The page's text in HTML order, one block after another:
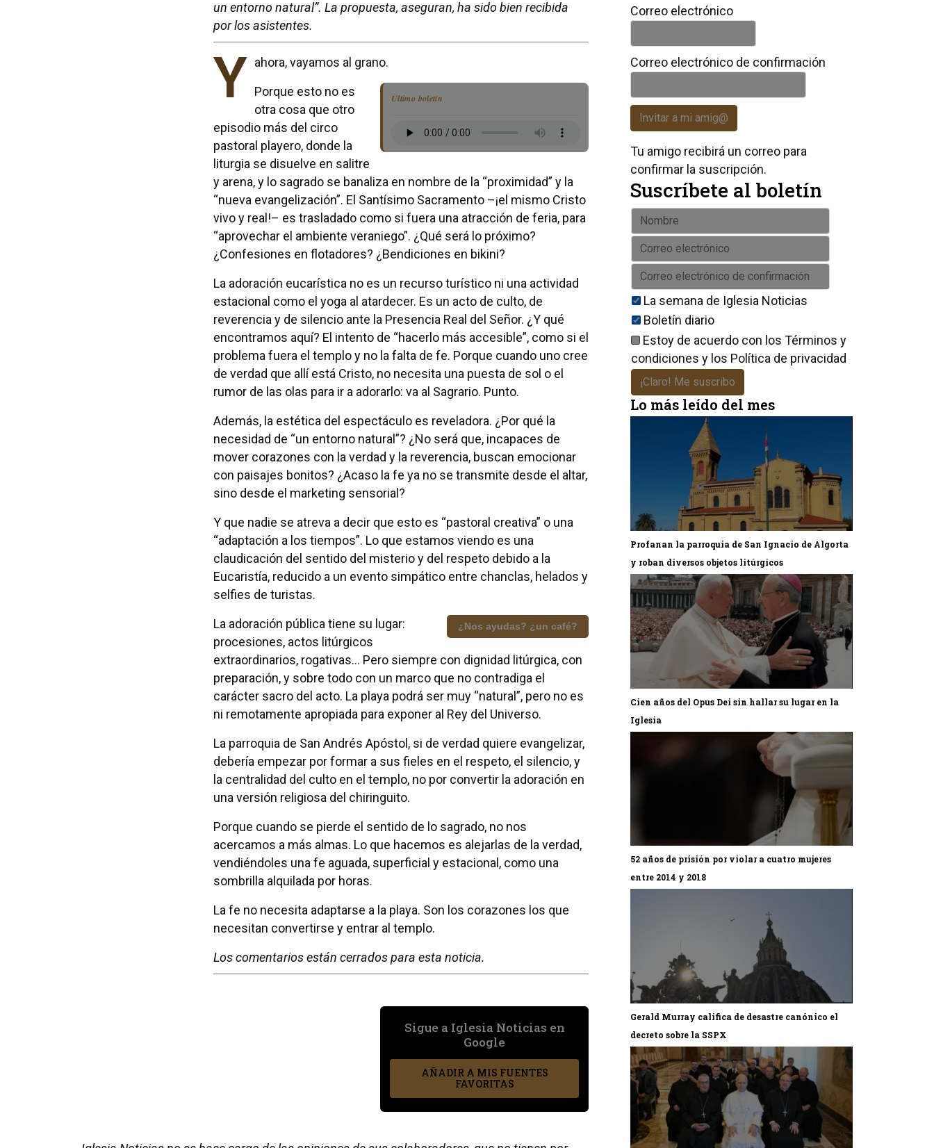
un entorno natural”. La propuesta, aseguran, ha sido bien recibida
por los asistentes.
Y ahora, vayamos al grano.
Último boletín
Porque esto no es
otra cosa que otro
episodio más del circo
pastoral playero, donde la
liturgia se disuelve en salitre
y arena, y lo sagrado se banaliza en nombre de la “proximidad” y la
“nueva evangelización”. El Santísimo Sacramento –¡el mismo Cristo
vivo y real!– es trasladado como si fuera una atracción de feria, para
“aprovechar el ambiente veraniego”. ¿Qué será lo próximo?
¿Confesiones en flotadores? ¿Bendiciones en bikini?
La adoración eucarística no es un recurso turístico ni una actividad
estacional como el yoga al atardecer. Es un acto de culto, de
reverencia y de silencio ante la Presencia Real del Señor. ¿Y qué
encontramos aquí? El intento de “hacerlo más accesible”, como si el
problema fuera el templo y no la falta de fe. Porque cuando uno cree
de verdad que allí está Cristo, no necesita una puesta de sol o el
rumor de las olas para ir a adorarlo: va al Sagrario. Punto.
Además, la estética del espectáculo es reveladora. ¿Por qué la
necesidad de “un entorno natural”? ¿No será que, incapaces de
mover corazones con la verdad y la reverencia, buscan emocionar
con paisajes bonitos? ¿Acaso la fe ya no se transmite desde el altar,
sino desde el marketing sensorial?
Y que nadie se atreva a decir que esto es “pastoral creativa” o una
“adaptación a los tiempos”. Lo que estamos viendo es una
claudicación del sentido del misterio y del respeto debido a la
Eucaristía, reducido a un evento simpático entre chanclas, helados y
selfies de turistas.
¿Nos ayudas? ¿un café?
La adoración pública tiene su lugar:
procesiones, actos litúrgicos
extraordinarios, rogativas… Pero siempre con dignidad litúrgica, con
preparación, y sobre todo con un marco que no contradiga el
carácter sacro del acto. La playa podrá ser muy “natural”, pero no es
ni remotamente apropiada para exponer al Rey del Universo.
La parroquia de San Andrés Apóstol, si de verdad quiere evangelizar,
debería empezar por formar a sus fieles en el respeto, el silencio, y
la centralidad del culto en el templo, no por convertir la adoración en
una versión religiosa del chiringuito.
Porque cuando se pierde el sentido de lo sagrado, no nos
acercamos a más almas. Lo que hacemos es alejarlas de la verdad,
vendiéndoles una fe aguada, superficial y estacional, como una
sombrilla alquilada por horas.
La fe no necesita adaptarse a la playa. Son los corazones los que
necesitan convertirse y entrar al templo.
Los comentarios están cerrados para esta noticia.
Sigue a Iglesia Noticias en
Google
AÑADIR A MIS FUENTES
FAVORITAS
Correo electrónico
Correo electrónico de confirmación
Invitar a mi amig@
Tu amigo recibirá un correo para
confirmar la suscripción.
Suscríbete al boletín
La semana de Iglesia Noticias
Boletín diario
Estoy de acuerdo con los Términos y
condiciones y los Política de privacidad
¡Claro! Me suscribo
Lo más leído del mes
Profanan la parroquia de San Ignacio de Algorta
y roban diversos objetos litúrgicos
Cien años del Opus Dei sin hallar su lugar en la
Iglesia
52 años de prisión por violar a cuatro mujeres
entre 2014 y 2018
Gerald Murray califica de desastre canónico el
decreto sobre la SSPX